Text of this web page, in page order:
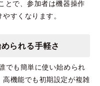
とで、参加者は機器操作
すくなります。
られる手軽さ
でも簡単に使い始められ
機能でも初期設定が複雑